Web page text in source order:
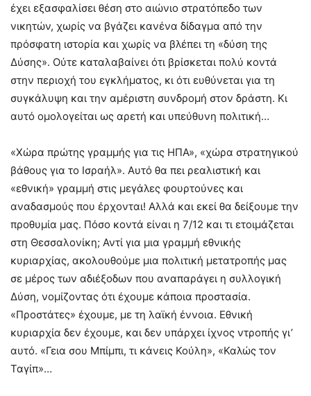
έχει εξασφαλίσει θέση στο αιώνιο στρατόπεδο των
νικητών, χωρίς να βγάζει κανένα δίδαγμα από την
πρόσφατη ιστορία και χωρίς να βλέπει τη «δύση της
Δύσης». Ούτε καταλαβαίνει ότι βρίσκεται πολύ κοντά
στην περιοχή του εγκλήματος, κι ότι ευθύνεται για τη
συγκάλυψη και την αμέριστη συνδρομή στον δράστη. Κι
αυτό ομολογείται ως αρετή και υπεύθυνη πολιτική…
«Χώρα πρώτης γραμμής για τις ΗΠΑ», «χώρα στρατηγικού
βάθους για το Ισραήλ». Αυτό θα πει ρεαλιστική και
«εθνική» γραμμή στις μεγάλες φουρτούνες και
αναδασμούς που έρχονται! Αλλά και εκεί θα δείξουμε την
προθυμία μας. Πόσο κοντά είναι η 7/12 και τι ετοιμάζεται
στη Θεσσαλονίκη; Αντί για μια γραμμή εθνικής
κυριαρχίας, ακολουθούμε μια πολιτική μετατροπής μας
σε μέρος των αδιέξοδων που αναπαράγει η συλλογική
Δύση, νομίζοντας ότι έχουμε κάποια προστασία.
«Προστάτες» έχουμε, με τη λαϊκή έννοια. Εθνική
κυριαρχία δεν έχουμε, και δεν υπάρχει ίχνος ντροπής γι’
αυτό. «Γεια σου Μπίμπι, τι κάνεις Κούλη», «Καλώς τον
Ταγίπ»…